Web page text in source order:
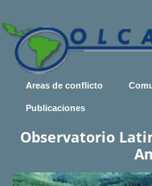
Areas de conflicto
Publicaciones
Observatorio